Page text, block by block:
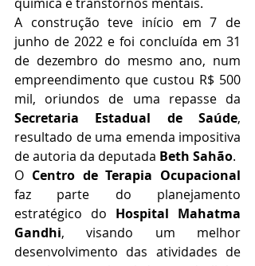
A construção teve início em 7 de
junho de 2022 e foi concluída em 31
de dezembro do mesmo ano, num
empreendimento que custou R$ 500
Secretaria Estadual de Saúde,
resultado de uma emenda impositiva
de autoria da deputada Beth Sahão.
O Centro de Terapia Ocupacional
faz parte do planejamento
estratégico do Hospital Mahatma
Gandhi, visando um melhor
desenvolvimento das atividades de